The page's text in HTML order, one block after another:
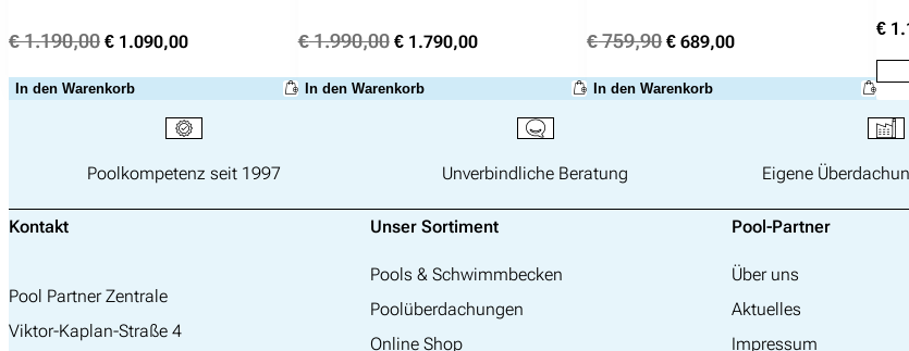
€1.190,00 Ursprünglicher
war:
€ 1.190,00
€ 1.090,00Aktueller
€ 1.090,00.
In den Warenkorb
€1.990,00 Ursprünglicher
war:
€1.790,00Aktueller
€ 1.790,00.
In den Warenkorb
€759,90 Ursprünglicher
war:
€ 689,00Aktueller
In den Warenkorb
€
Poolkompetenz seit 1997 Unverbindliche Beratung Eigene
Kontakt
Pool Partner Zentrale
Viktor-Kaplan-Straße 4
Unser Sortiment
Pools & Schwimmbecken
Poolüberdachungen
Online Shop
Pool-Partner
Über uns
Aktuelles
Impressum